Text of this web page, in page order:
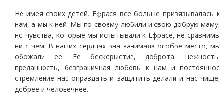
Не имея своих детей, Ефрася все больше привязывалась
нам, а мы к ней. Мы по-своему любили и свою добрую
но чувства, которые мы испытывали к Ефрасе, не
ни с чем. В наших сердцах она занимала особое место,
обожали ее. Ее бескорыстие, доброта,
преданность, безграничная любовь к нам и
стремление нас оправдать и защитить делали и нас
добрее и человечнее.